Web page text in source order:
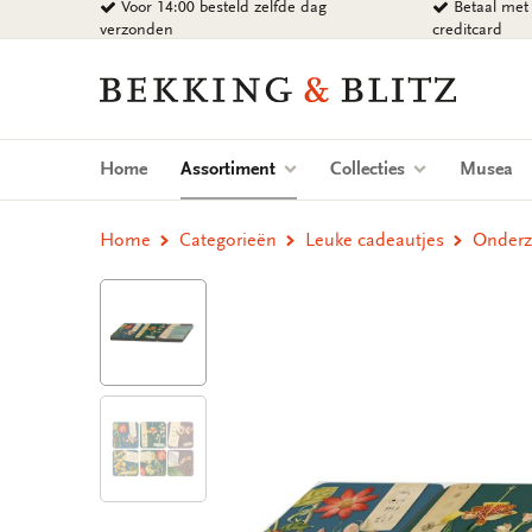
naar
Voor 14:00 besteld zelfde dag
verzonden
Betaal
creditcard
Bekking
Blitz
Uitgevers
Home Assortiment (current)Collecties Musea
Home Categorieën Leuke cadeautjes